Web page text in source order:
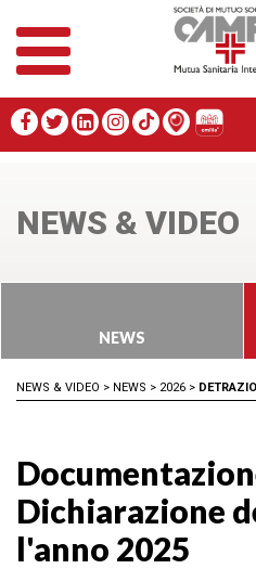
NEWS & VIDEO
NEWS
NEWS & VIDEO > NEWS > 2026 >
Dichiarazione
l'anno 2025